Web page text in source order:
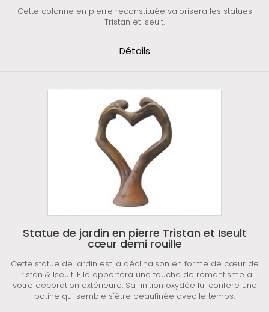
Cette colonne en pierre reconstituée valorisera les statues
Tristan et Iseult.
Détails
Statue de jardin en pierre Tristan et Iseult
cœur demi rouille
Cette statue de jardin est la déclinaison en forme de cœur de
Tristan & Iseult. Elle apportera une touche de romantisme à
votre décoration extérieure. Sa finition oxydée lui confère une
patine qui semble s'être peaufinée avec le temps.